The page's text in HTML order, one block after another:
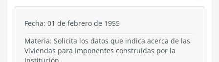
Fecha: 01 de febrero de 1955
Materia: Solicita los datos que indica acerca de las
Viviendas para Imponentes construídas por la